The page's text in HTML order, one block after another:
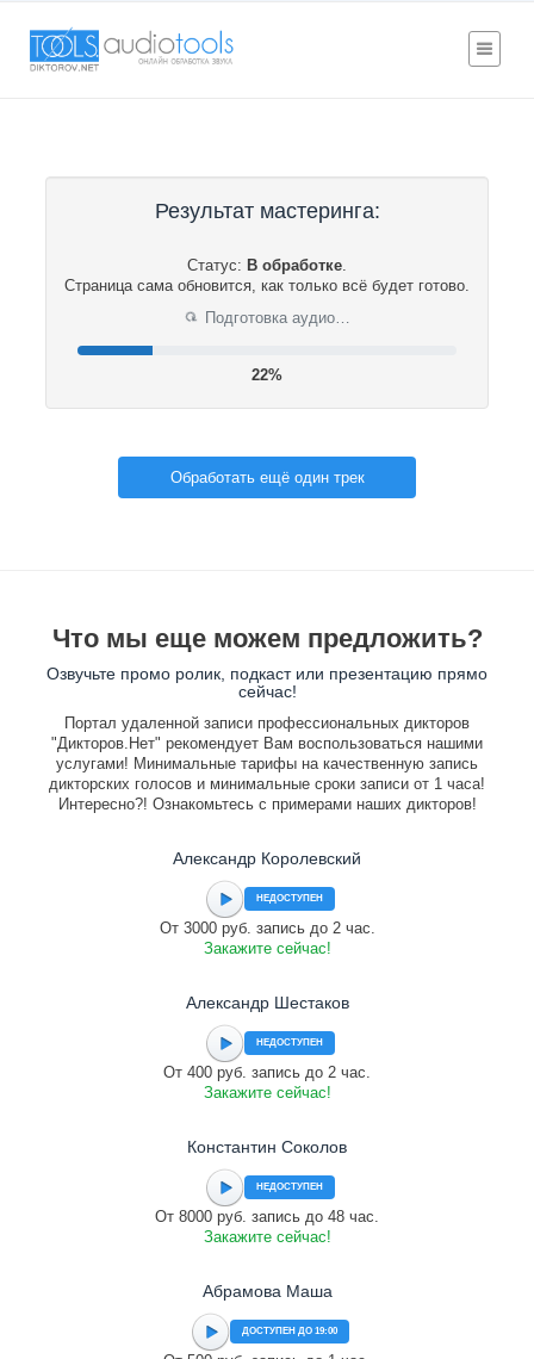
Результат мастеринга:
Статус: В обработке.
Страница сама обновится, как только всё будет готово.
⟳ Подготовка аудио…
22%
Обработать ещё один трек
Что мы еще можем предложить?
Озвучьте промо ролик, подкаст или презентацию прямо
сейчас!
Портал удаленной записи профессиональных дикторов
"Дикторов.Нет" рекомендует Вам воспользоваться нашими
услугами! Минимальные тарифы на качественную запись
дикторских голосов и минимальные сроки записи от 1 часа!
Интересно?! Ознакомьтесь с примерами наших дикторов!
Александр Королевский
НЕДОСТУПЕН
От 3000 руб. запись до 2 час.
Закажите сейчас!
Александр Шестаков
НЕДОСТУПЕН
От 400 руб. запись до 2 час.
Закажите сейчас!
Константин Соколов
НЕДОСТУПЕН
От 8000 руб. запись до 48 час.
Закажите сейчас!
Абрамова Маша
ДОСТУПЕН ДО 19:00